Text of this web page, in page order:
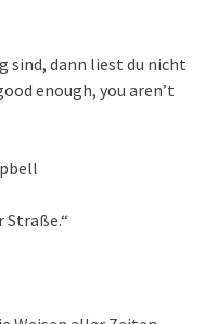
sind, dann liest du nicht
enough, you aren’t
Straße.“